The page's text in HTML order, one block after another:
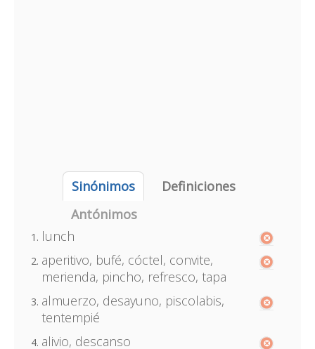
Sinónimos
Definiciones
Antónimos
lunch
aperitivo, bufé, cóctel, convite,
merienda, pincho, refresco, tapa
almuerzo, desayuno, piscolabis,
tentempié
alivio, descanso